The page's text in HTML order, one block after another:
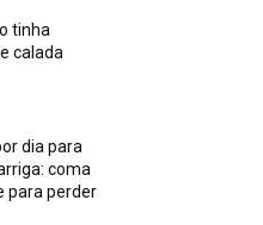
tinha
calada
dia para
coma
para perder